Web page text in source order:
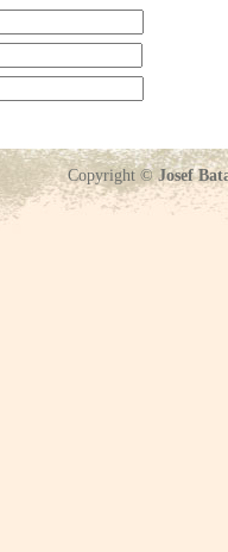
Copyright ©Josef